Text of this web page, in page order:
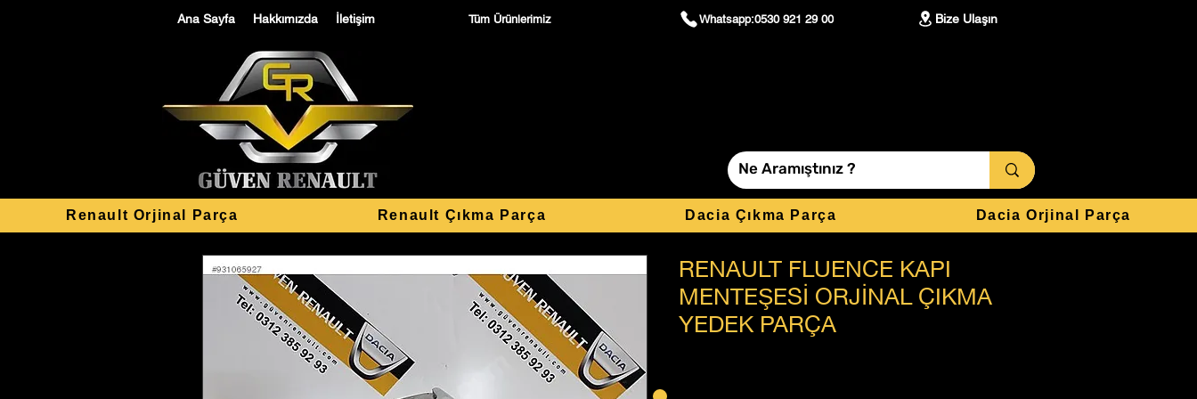
Ana Sayfa Hakkımızda İletişim Tüm Ürünlerimiz Whatsapp:0530 921 29 00 Bize Ulaşın
Renault Orjinal Parça Renault Çıkma Parça Dacia Çıkma Parça Dacia Orjinal Parça
RENAULT FLUENCE KAPI
MENTEŞESİ ORJİNAL ÇIKMA
YEDEK PARÇA